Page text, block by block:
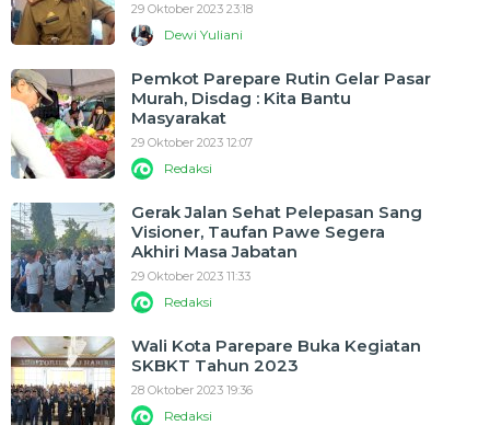
29 Oktober 2023 23:18
Dewi Yuliani
Pemkot Parepare Rutin Gelar Pasar
Murah, Disdag : Kita Bantu
Masyarakat
29 Oktober 2023 12:07
Redaksi
Gerak Jalan Sehat Pelepasan Sang
Visioner, Taufan Pawe Segera
Akhiri Masa Jabatan
29 Oktober 2023 11:33
Redaksi
Wali Kota Parepare Buka Kegiatan
SKBKT Tahun 2023
28 Oktober 2023 19:36
Redaksi